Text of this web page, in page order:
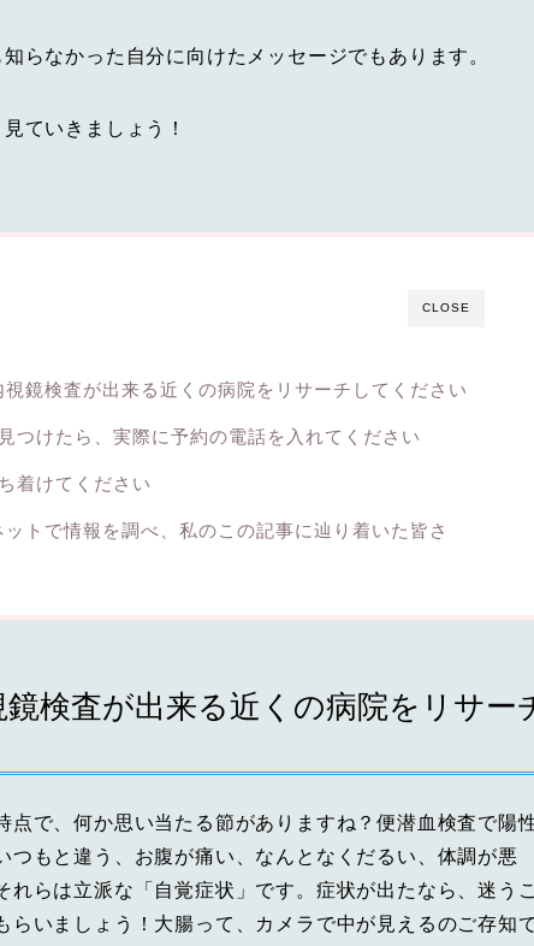
らなかった自分に向けたメッセージでもあります。
ていきましょう！
CLOSE
鏡検査が出来る近くの病院をリサーチしてください
つけたら、実際に予約の電話を入れてください
着けてください
トで情報を調べ、私のこの記事に辿り着いた皆さ
検査が出来る近くの病院をリサー
点で、何か思い当たる節がありますね？便潜血検査で陽
つもと違う、お腹が痛い、なんとなくだるい、体調が悪
れらは立派な「自覚症状」です。症状が出たなら、迷う
らいましょう！大腸って、カメラで中が見えるのご存知